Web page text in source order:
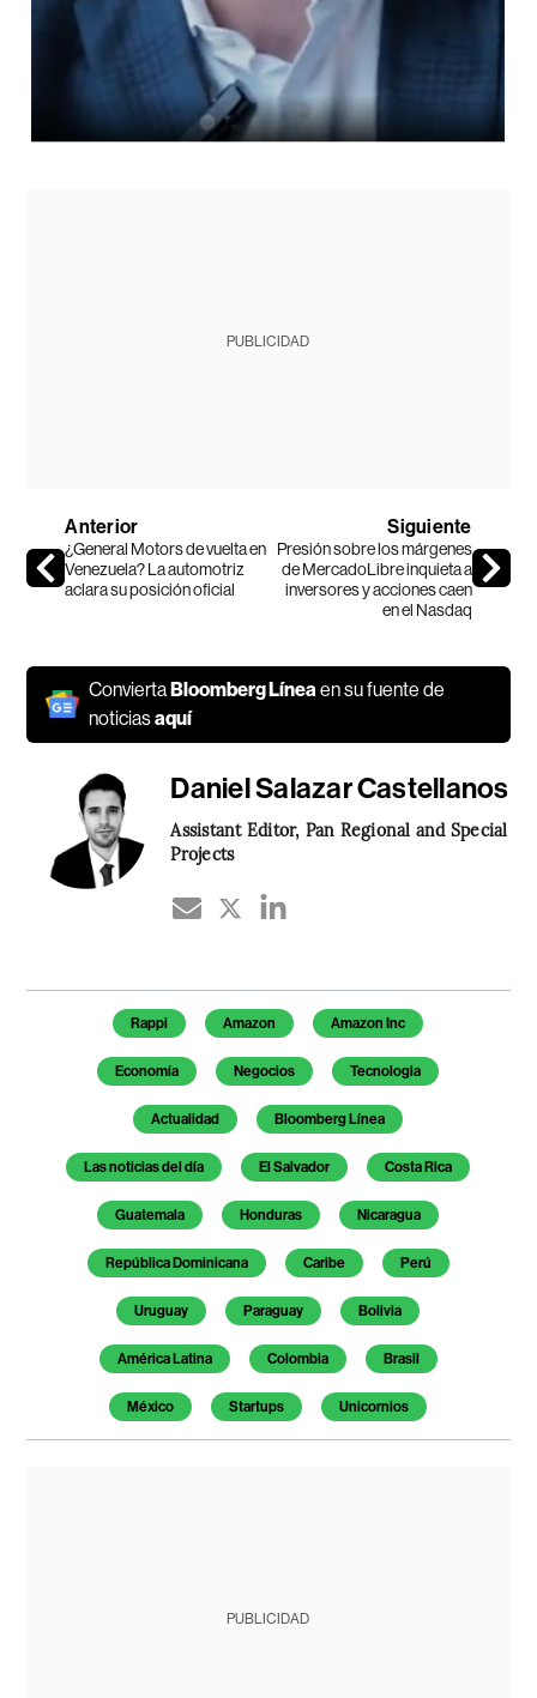
PUBLICIDAD
Anterior
¿General Motors de vuelta en
Venezuela? La automotriz
aclara su posición oficial
Siguiente
Presión sobre los márgenes
de MercadoLibre inquieta a
inversores y acciones caen
en el Nasdaq
ConviertaBloomberg Línea en su fuente de
noticiasaquí
Daniel Salazar Castellanos
Assistant Editor, Pan Regional and Special
Projects
Temas de este artículo
Rappi Amazon Amazon Inc
Economía Negocios Tecnologia
Actualidad Bloomberg Línea
Las noticias del día El Salvador Costa Rica
Guatemala Honduras Nicaragua
República Dominicana Caribe Perú
Uruguay Paraguay Bolivia
América Latina Colombia Brasil
México Startups Unicornios
PUBLICIDAD